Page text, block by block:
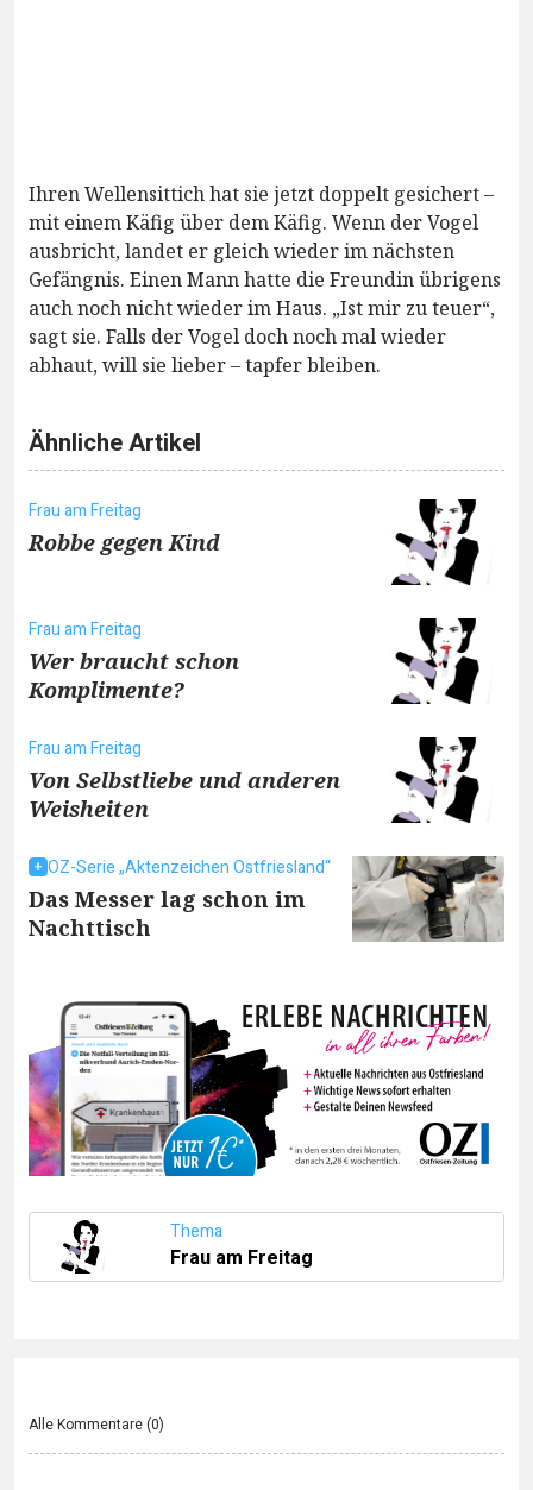
Ihren Wellensittich hat sie jetzt doppelt gesichert –
mit einem Käfig über dem Käfig. Wenn der Vogel
ausbricht, landet er gleich wieder im nächsten
Gefängnis. Einen Mann hatte die Freundin übrigens
auch noch nicht wieder im Haus. „Ist mir zu teuer“,
sagt sie. Falls der Vogel doch noch mal wieder
abhaut, will sie lieber – tapfer bleiben.
Ähnliche Artikel
Frau am Freitag
Robbe gegen Kind
Frau am Freitag
Wer braucht schon
Komplimente?
Frau am Freitag
Von Selbstliebe und anderen
Weisheiten
OZ-Serie „Aktenzeichen Ostfriesland“
Das Messer lag schon im
Nachttisch
Thema
Frau am Freitag
Alle Kommentare (0)